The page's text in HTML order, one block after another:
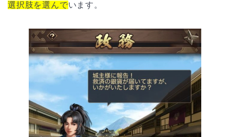
選択肢を選んでいます。